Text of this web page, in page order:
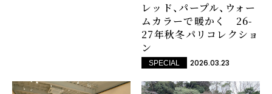
レッド、パープル、ウォー
ムカラーで暖かく 26-
27年秋冬パリコレクショ
ン
SPECIAL 2026.03.23